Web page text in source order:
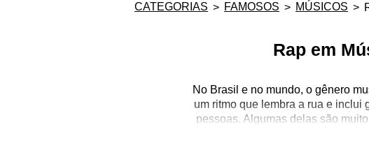
CATEGORIAS FAMOSOS MÚSICOS
Rap em
No Brasil e no mundo, o gênero
um ritmo que lembra a rua e inclui
pessoas. Algumas delas são
artistas é